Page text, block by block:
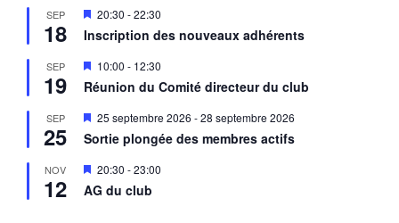
a
n
t
n
a
a
n
t
SEP
18
M
s
n
a
a
n
t
20:30 -22:30
Inscription des nouveaux adhérents
SEP
19
M
i
s
n
a
a
n
t
10:00 - 12:30
Réunion du Comité directeur du club
SEP
25
M
s
n
a
25 septembre 2026 -28 septembre 2026
Sortie plongée des membres actifs
NOV
12
M
i
s
20:30 -23:00
AG du club